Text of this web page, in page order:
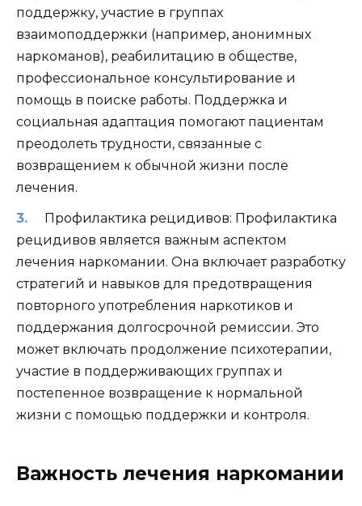
поддержку, участие в группах
взаимоподдержки (например, анонимных
наркоманов), реабилитацию в обществе,
профессиональное консультирование и
помощь в поиске работы. Поддержка и
социальная адаптация помогают пациентам
преодолеть трудности, связанные с
возвращением к обычной жизни после
лечения.
Профилактика рецидивов: Профилактика
рецидивов является важным аспектом
лечения наркомании. Она включает разработку
стратегий и навыков для предотвращения
повторного употребления наркотиков и
поддержания долгосрочной ремиссии. Это
может включать продолжение психотерапии,
участие в поддерживающих группах и
постепенное возвращение к нормальной
жизни с помощью поддержки и контроля.
Важность лечения наркомании